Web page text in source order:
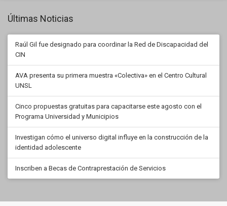
Últimas Noticias
Raúl Gil fue designado para coordinar la Red de Discapacidad del
CIN
AVA presenta su primera muestra «Colectiva» en el Centro Cultural
UNSL
Cinco propuestas gratuitas para capacitarse este agosto con el
Programa Universidad y Municipios
Investigan cómo el universo digital influye en la construcción de la
identidad adolescente
Inscriben a Becas de Contraprestación de Servicios